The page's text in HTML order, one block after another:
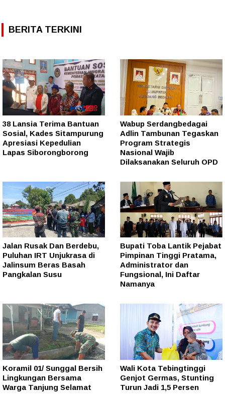
BERITA TERKINI
38 Lansia Terima Bantuan
Sosial, Kades Sitampurung
Apresiasi Kepedulian
Lapas Siborongborong
Wabup Serdangbedagai
Adlin Tambunan Tegaskan
Program Strategis
Nasional Wajib
Dilaksanakan Seluruh OPD
Jalan Rusak Dan Berdebu,
Puluhan IRT Unjukrasa di
Jalinsum Beras Basah
Pangkalan Susu
Bupati Toba Lantik Pejabat
Pimpinan Tinggi Pratama,
Administrator dan
Fungsional, Ini Daftar
Namanya
Koramil 01/ Sunggal Bersih
Lingkungan Bersama
Warga Tanjung Selamat
Wali Kota Tebingtinggi
Genjot Germas, Stunting
Turun Jadi 1,5 Persen